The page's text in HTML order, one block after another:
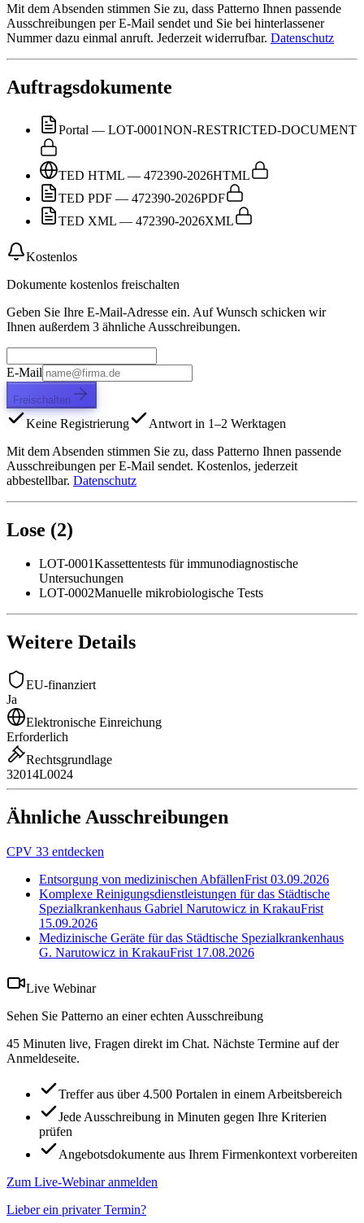
Mit dem Absenden stimmen Sie zu, dass Patterno Ihnen passende
Ausschreibungen per E-Mail sendet und Sie bei hinterlassener
Nummer dazu einmal anruft. Jederzeit widerrufbar. Datenschutz
Auftragsdokumente
Portal — LOT-0001NON-RESTRICTED-DOCUMENT
TED HTML — 472390-2026HTML
TED PDF — 472390-2026PDF
TED XML — 472390-2026XML
Kostenlos
Dokumente kostenlos freischalten
Geben Sie Ihre E-Mail-Adresse ein. Auf Wunsch schicken wir
Ihnen außerdem 3 ähnliche Ausschreibungen.
E-Mail
Freischalten
Keine Registrierung
Antwort in 1–2 Werktagen
Mit dem Absenden stimmen Sie zu, dass Patterno Ihnen passende
Ausschreibungen per E-Mail sendet. Kostenlos, jederzeit
abbestellbar. Datenschutz
Lose (2)
LOT-0001Kassettentests für immunodiagnostische
Untersuchungen
LOT-0002Manuelle mikrobiologische Tests
Weitere Details
EU-finanziert
Ja
Elektronische Einreichung
Erforderlich
Rechtsgrundlage
32014L0024
Ähnliche Ausschreibungen
CPV 33 entdecken
Entsorgung von medizinischen AbfällenFrist 03.09.2026
Komplexe Reinigungsdienstleistungen für das Städtische
Spezialkrankenhaus Gabriel Narutowicz in KrakauFrist
15.09.2026
Medizinische Geräte für das Städtische Spezialkrankenhaus
G. Narutowicz in KrakauFrist 17.08.2026
Live Webinar
Sehen Sie Patterno an einer echten Ausschreibung
45 Minuten live, Fragen direkt im Chat. Nächste Termine auf der
Anmeldeseite.
Treffer aus über 4.500 Portalen in einem Arbeitsbereich
Jede Ausschreibung in Minuten gegen Ihre Kriterien
prüfen
Angebotsdokumente aus Ihrem Firmenkontext vorbereiten
Zum Live-Webinar anmelden
Lieber ein privater Termin?